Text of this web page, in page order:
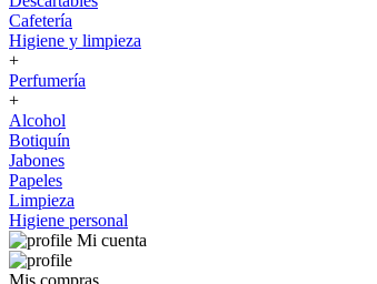
Cafetería
Higiene y limpieza
+
Perfumería
+
Alcohol
Botiquín
Jabones
Papeles
Limpieza
Higiene personal
Mi cuenta
Mis compras